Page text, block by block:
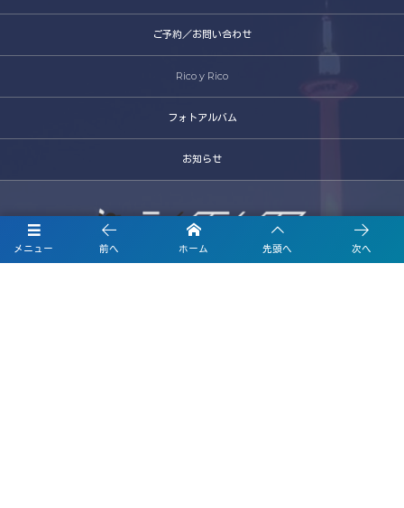
メニュー 前へ ホーム 先頭へ 次へ
ご予約／お問い合わせ
Rico y Rico
フォトアルバム
お知らせ
〒600-8446